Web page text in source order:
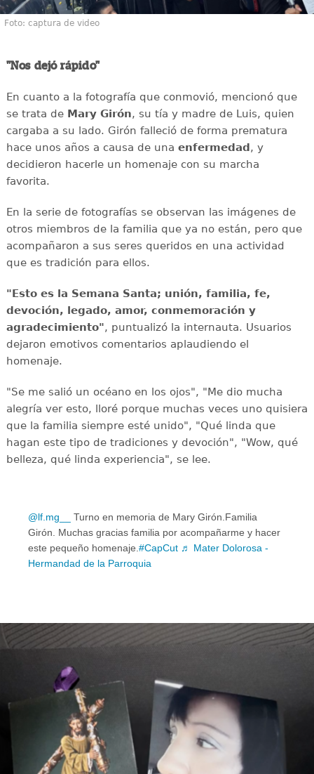
Foto: captura de video
"Nos dejó rápido"
En cuanto a la fotografía que conmovió, mencionó que
se trata de Mary Girón, su tía y madre de Luis, quien
cargaba a su lado. Girón falleció de forma prematura
hace unos años a causa de una enfermedad, y
decidieron hacerle un homenaje con su marcha
favorita.
En la serie de fotografías se observan las imágenes de
otros miembros de la familia que ya no están, pero que
acompañaron a sus seres queridos en una actividad
que es tradición para ellos.
"Esto es la Semana Santa; unión, familia, fe,
devoción, legado, amor, conmemoración y
agradecimiento", puntualizó la internauta. Usuarios
dejaron emotivos comentarios aplaudiendo el
homenaje.
"Se me salió un océano en los ojos", "Me dio mucha
alegría ver esto, lloré porque muchas veces uno quisiera
que la familia siempre esté unido", "Qué linda que
hagan este tipo de tradiciones y devoción", "Wow, qué
belleza, qué linda experiencia", se lee.
@lf.mg__
Turno en memoria de Mary Girón.Familia
Girón. Muchas gracias familia por acompañarme y hacer
este pequeño homenaje. #CapCut ♬ Mater Dolorosa -
Hermandad de la Parroquia